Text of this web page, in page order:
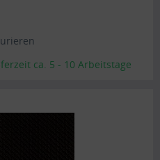
ca. 5 - 10 Arbeitstage